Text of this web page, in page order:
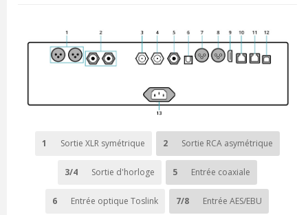
1 Sortie XLR symétrique 2 Sortie RCA asymétrique
3/4 Sortie d'horloge 5 Entrée coaxiale
6 Entrée optique Toslink 7/8 Entrée AES/EBU